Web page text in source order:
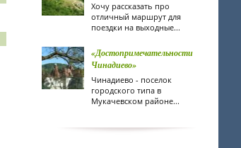
Хочу рассказать про
отличный маршрут для
поездки на выходные...
«Достопримечательности
Чинадиево»
Чинадиево - поселок
городского типа в
Мукачевском районе...